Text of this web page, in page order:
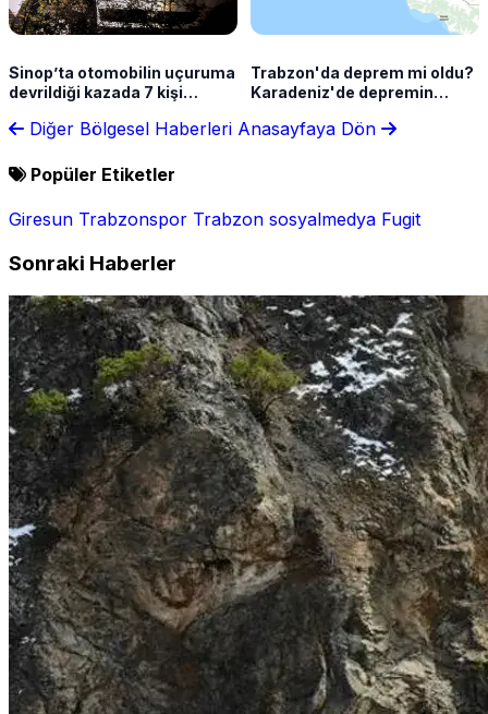
Sinop’ta otomobilin uçuruma
devrildiği kazada 7 kişi
Trabzon'da deprem mi oldu?
Karadeniz'de depremin
Diğer Bölgesel Haberleri Anasayfaya Dön
Popüler Etiketler
Giresun Trabzonspor Trabzon sosyalmedya Fugit
Sonraki Haberler